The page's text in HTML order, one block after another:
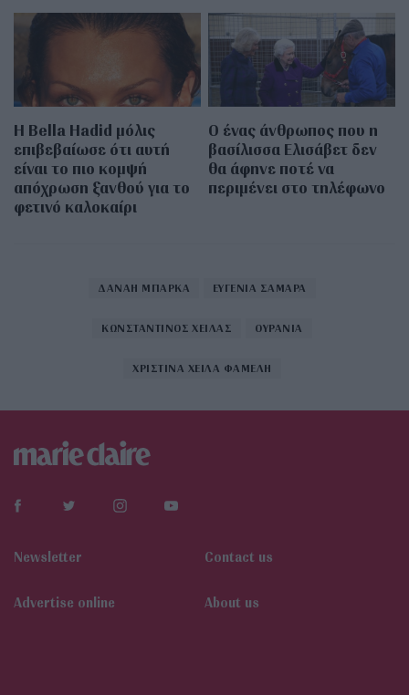
Η Bella Hadid μόλις
επιβεβαίωσε ότι αυτή
είναι το πιο κομψή
απόχρωση ξανθού για το
φετινό καλοκαίρι
Ο ένας άνθρωπος που η
βασίλισσα Ελισάβετ δεν
θα άφηνε ποτέ να
περιμένει στο τηλέφωνο
ΔΑΝΑΗ ΜΠΑΡΚΑ ΕΥΓΕΝΙΑ ΣΑΜΑΡΑ
ΚΩΝΣΤΑΝΤΙΝΟΣ ΧΕΙΛΑΣ ΟΥΡΑΝΙΑ
ΧΡΙΣΤΙΝΑ ΧΕΙΛΑ ΦΑΜΕΛΗ
Newsletter Contact us
Αdvertise online About us